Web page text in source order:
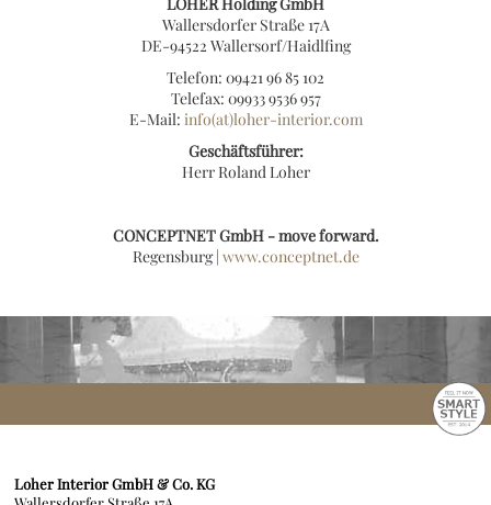
Wallersdorfer Straße 17A
DE-94522 Wallersorf/Haidlfing
Telefon: 09421 96 85 102
Telefax: 09933 9536 957
E-Mail: info(at)loher-interior.com
Geschäftsführer:
Herr Roland Loher
CONCEPTNET GmbH - move forward.
Regensburg | www.conceptnet.de
Loher Interior GmbH & Co. KG